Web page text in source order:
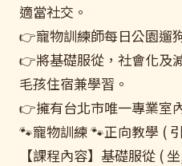
適當社交。
👉寵物訓練師每日公園遛
👉將基礎服從，社會化及
毛孩住宿兼學習。
👉擁有台北市唯一專業室
🐾寵物訓練 🐾正向教學 (
【課程內容】基礎服從 (